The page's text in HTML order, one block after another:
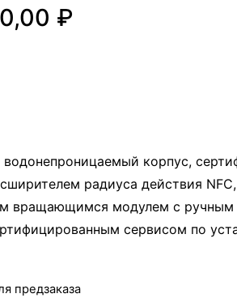
₽
корпус,
радиуса действия
вращающимся модулем с
сервисом по
предзаказа